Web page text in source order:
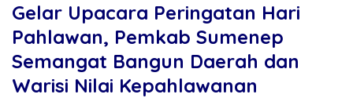
Gelar Upacara Peringatan Hari
Pahlawan, Pemkab Sumenep
Semangat Bangun Daerah dan
Warisi Nilai Kepahlawanan